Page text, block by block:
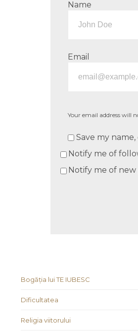
Name
Email
Your email address will
Save my
Notify me of
Notify me of new
Bogăția lui TE IUBESC
Dificultatea
Religia viitorului